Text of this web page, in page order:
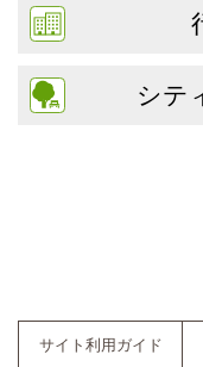
シテ
サイト利用ガイド